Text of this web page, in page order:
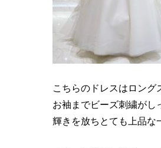
こちらのドレスはロング
お袖までビーズ刺繍がし
輝きを放ちとても上品な